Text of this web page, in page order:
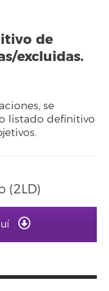
de
excluidas.
se
listado definitivo
(2LD)